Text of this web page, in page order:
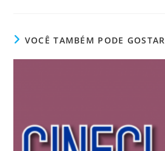
VOCÊ TAMBÉM PODE GOSTAR